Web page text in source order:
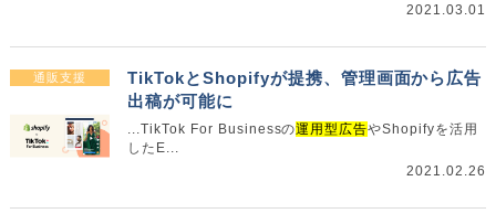
2021.03.01
通販支援
TikTokとShopifyが提携、管理画面から広告
出稿が可能に
...TikTok For Businessの運用型広告やShopifyを活用
したE...
2021.02.26